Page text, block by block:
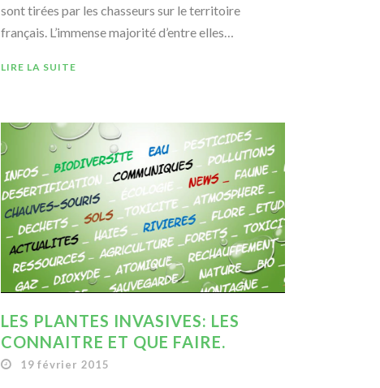
sont tirées par les chasseurs sur le territoire
français. L’immense majorité d’entre elles…
LIRE LA SUITE
LES PLANTES INVASIVES: LES
CONNAITRE ET QUE FAIRE.
19 février 2015